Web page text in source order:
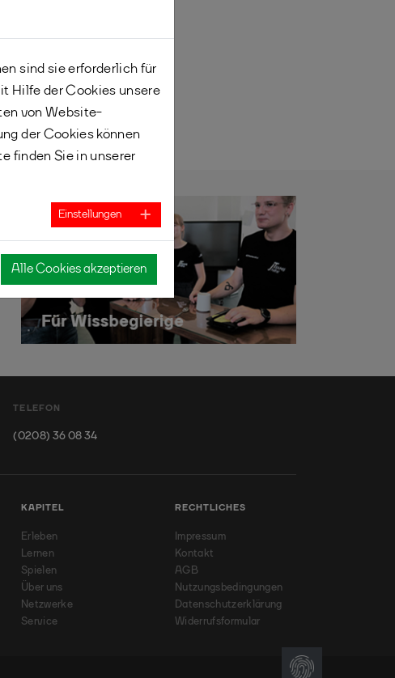
TELEFON
(0208) 36 08 34
KAPITEL
Erleben
Lernen
Spielen
Über uns
Netzwerke
Service
RECHTLICHES
Impressum
Kontakt
AGB
Nutzungsbedingungen
Datenschutzerklärung
Widerrufsformular
sind sie erforderlich für
Hilfe der Cookies unsere
von Website-
der Cookies können
finden Sie in unserer
Einstellungen
Alle Cookies akzeptieren